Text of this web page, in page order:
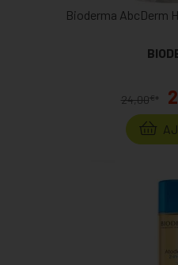
Bioderma AbcDerm
24,00€ *